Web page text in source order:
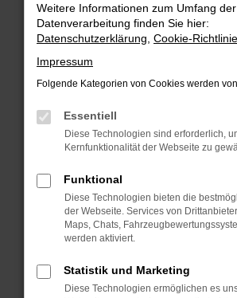
Überprüfe deine Firewall und
Internetverbindung.
Laden andere Webseiten, zum
Suchmaschine?
Prüfe deine
Manche Erweiterungen, wie
können das Laden bestimmter
verhindern. Funktioniert die Seite
Fenster?
Starte dein Gerät neu.
Das kann manchmal helfen,
Probleme zu beheben.
Betriebssystem auf dem
Weitere Informationen zum Umfang der
Datenverarbeitung finden Sie hier:
Datenschutzerklärung Cookie-Richtlinie
Impressum
Folgende Kategorien von Cookies werden
Essentiell
Diese Technologien sind erforderlich,
Kernfunktionalität der Webseite zu
Funktional
Diese Technologien bieten die
der Webseite. Services von
Maps, Chats,
werden aktiviert.
Statistik und Marketing
Diese Technologien ermöglichen es